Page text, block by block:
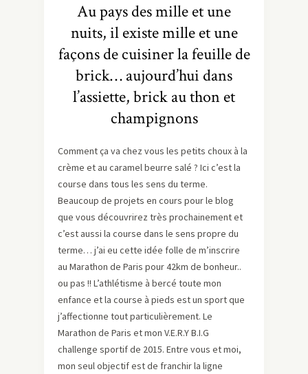
Au pays des mille et une
nuits, il existe mille et une
façons de cuisiner la feuille de
brick… aujourd’hui dans
l’assiette, brick au thon et
champignons
Comment ça va chez vous les petits choux à la
crème et au caramel beurre salé ? Ici c’est la
course dans tous les sens du terme.
Beaucoup de projets en cours pour le blog
que vous découvrirez très prochainement et
c’est aussi la course dans le sens propre du
terme… j’ai eu cette idée folle de m’inscrire
au Marathon de Paris pour 42km de bonheur..
ou pas !! L’athlétisme à bercé toute mon
enfance et la course à pieds est un sport que
j’affectionne tout particulièrement. Le
Marathon de Paris et mon V.E.R.Y B.I.G
challenge sportif de 2015. Entre vous et moi,
mon seul objectif est de franchir la ligne